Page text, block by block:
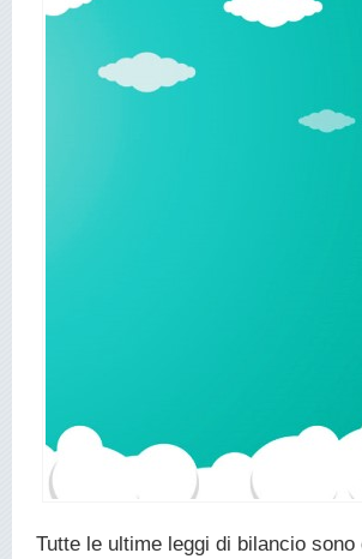
Tutte le ultime leggi di bilancio